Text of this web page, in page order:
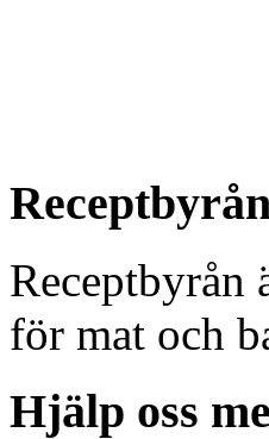
Receptbyrån
för mat och
Hjälp oss